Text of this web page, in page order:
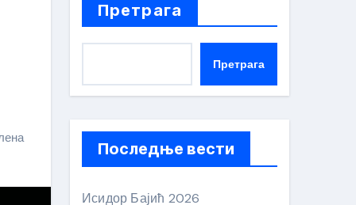
Претрага
Претрага
Последње вести
Исидор Бајић 2026